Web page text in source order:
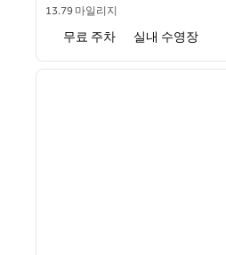
13.79 마일리지
무료 주차 실내 수영장
1/12